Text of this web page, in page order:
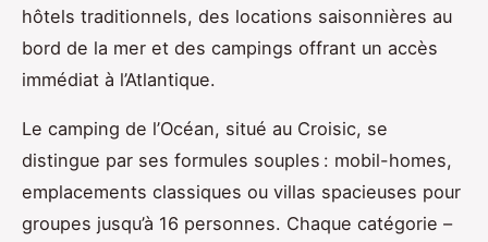
hôtels traditionnels, des locations saisonnières au
bord de la mer et des campings offrant un accès
immédiat à l’Atlantique.
Le camping de l’Océan, situé au Croisic, se
distingue par ses formules souples : mobil-homes,
emplacements classiques ou villas spacieuses pour
groupes jusqu’à 16 personnes. Chaque catégorie –